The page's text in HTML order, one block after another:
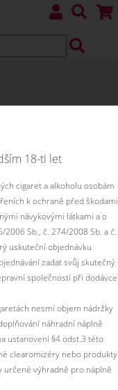
NicSalt - 20mg
3ml cartridge
18-ti let
cigaret a alkoholu osobám
k ochraně před škodami
návykovými látkami a o
Sb., č. 274/2008 Sb. a č.
uskuteční objednávku
zadat svůj skutečný
společností při dodávce
nesmí objem nádržky
náhradní náplně
ustanovení §4 odst.3 této
clearomizéry nebo produkty
výhradně pro náplně